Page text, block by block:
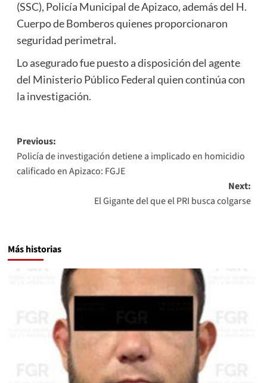
(SSC), Policía Municipal de Apizaco, además del H.
Cuerpo de Bomberos quienes proporcionaron
seguridad perimetral.
Lo asegurado fue puesto a disposición del agente
del Ministerio Público Federal quien continúa con
la investigación.
Post
navigation
Previous:
Policía de investigación detiene a implicado en homicidio
calificado en Apizaco: FGJE
Next:
El Gigante del que el PRI busca colgarse
Más historias